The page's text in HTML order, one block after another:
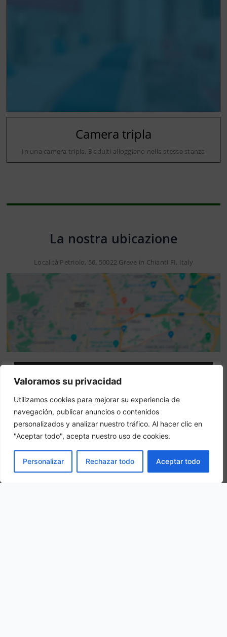
Valoramos su privacidad
Utilizamos cookies para mejorar su experiencia de
navegación, publicar anuncios o contenidos
personalizados y analizar nuestro tráfico. Al hacer clic en
"Aceptar todo", acepta nuestro uso de cookies.
Personalizar Rechazar todo Aceptar todo
Camera tripla
In una camera tripla, 3 adulti alloggiano nella stessa stanza
La nostra ubicazione
Località Petriolo, 56, 50022 Greve in Chianti FI, Italy
Attenzione: questo non è un sito ufficiale. Questo sito
contiene informazioni sull hotel e offre un servizio di
prenotazione online.
Siete il proprietario di questo sito web?–
Altri hotel in città
PRENOTA